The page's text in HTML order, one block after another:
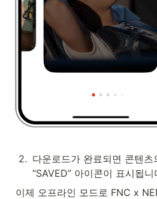
2. 다운로드가 완료되면 콘텐츠
“SAVED” 아이콘이 표시됩니
이제 오프라인 모드로 FNC x